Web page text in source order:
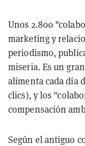
Unos 2.800
marketing y
periodismo,
miseria. Es un
alimenta cada día
clics), y los
compensación
Según el antiguo